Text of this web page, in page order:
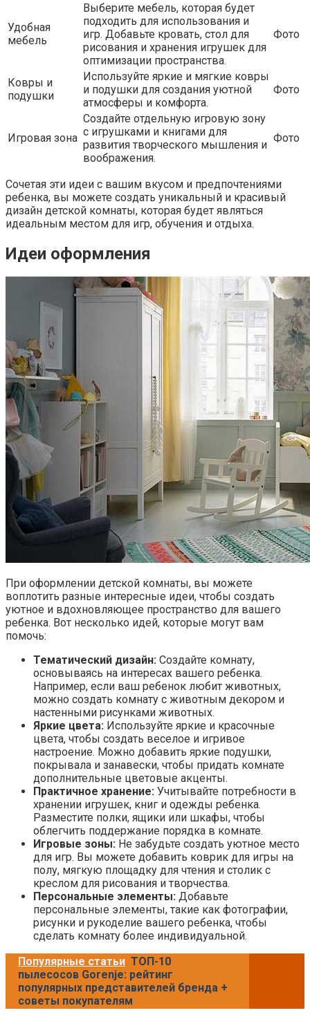
Удобная
мебель
Выберите мебель, которая будет
подходить для использования и
игр. Добавьте кровать, стол для
рисования и хранения игрушек для
оптимизации пространства.
Фото
Ковры и
подушки
Используйте яркие и мягкие ковры
и подушки для создания уютной
атмосферы и комфорта.
Фото
Игровая зона
Создайте отдельную игровую зону
с игрушками и книгами для
развития творческого мышления и
воображения.
Фото
Сочетая эти идеи с вашим вкусом и предпочтениями
ребенка, вы можете создать уникальный и красивый
дизайн детской комнаты, которая будет являться
идеальным местом для игр, обучения и отдыха.
Идеи оформления
При оформлении детской комнаты, вы можете
воплотить разные интересные идеи, чтобы создать
уютное и вдохновляющее пространство для вашего
ребенка. Вот несколько идей, которые могут вам
помочь:
Тематический дизайн: Создайте комнату,
основываясь на интересах вашего ребенка.
Например, если ваш ребенок любит животных,
можно создать комнату с животным декором и
настенными рисунками животных.
Яркие цвета: Используйте яркие и красочные
цвета, чтобы создать веселое и игривое
настроение. Можно добавить яркие подушки,
покрывала и занавески, чтобы придать комнате
дополнительные цветовые акценты.
Практичное хранение: Учитывайте потребности в
хранении игрушек, книг и одежды ребенка.
Разместите полки, ящики или шкафы, чтобы
облегчить поддержание порядка в комнате.
Игровые зоны: Не забудьте создать уютное место
для игр. Вы можете добавить коврик для игры на
полу, мягкую площадку для чтения и столик с
креслом для рисования и творчества.
Персональные элементы: Добавьте
персональные элементы, такие как фотографии,
рисунки и рукоделие вашего ребенка, чтобы
сделать комнату более индивидуальной.
Популярные статьи ТОП-10
пылесосов Gorenje: рейтинг
популярных представителей бренда +
советы покупателям